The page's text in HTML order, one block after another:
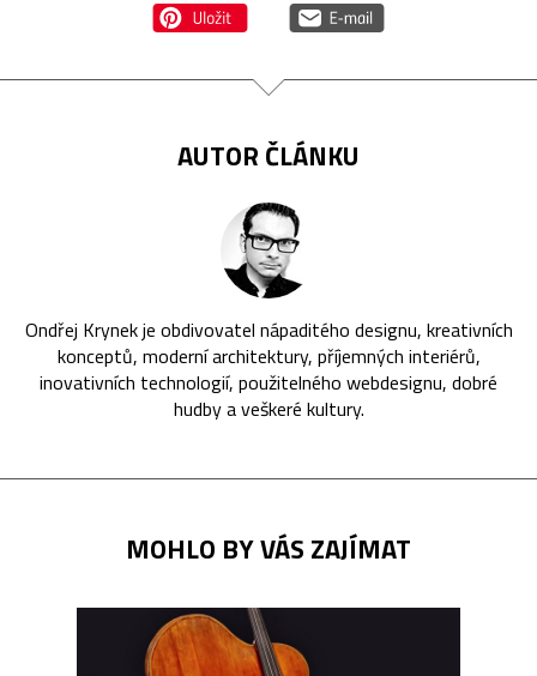
AUTOR ČLÁNKU
Ondřej Krynek je obdivovatel nápaditého designu, kreativních
konceptů, moderní architektury, příjemných interiérů,
inovativních technologií, použitelného webdesignu, dobré
hudby a veškeré kultury.
MOHLO BY VÁS ZAJÍMAT